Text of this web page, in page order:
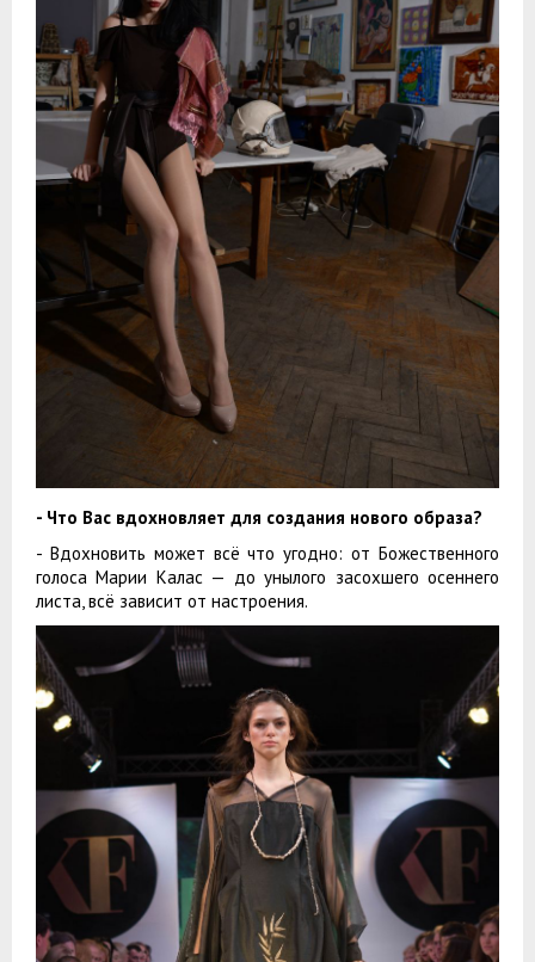
- Что Вас вдохновляет для создания нового образа?
- Вдохновить может всё что угодно: от Божественного
голоса Марии Калас — до унылого засохшего осеннего
листа, всё зависит от настроения.